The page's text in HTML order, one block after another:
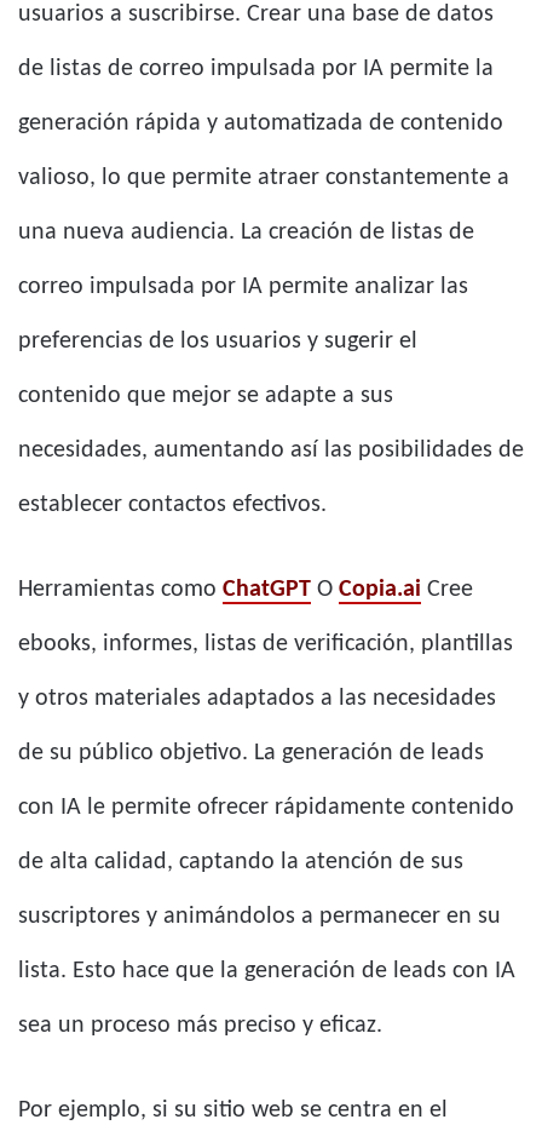
usuarios a suscribirse. Crear una base de datos
de listas de correo impulsada por IA permite la
generación rápida y automatizada de contenido
valioso, lo que permite atraer constantemente a
una nueva audiencia. La creación de listas de
correo impulsada por IA permite analizar las
preferencias de los usuarios y sugerir el
contenido que mejor se adapte a sus
necesidades, aumentando así las posibilidades de
establecer contactos efectivos.
Herramientas como ChatGPT O Copia.ai Cree
ebooks, informes, listas de verificación, plantillas
y otros materiales adaptados a las necesidades
de su público objetivo. La generación de leads
con IA le permite ofrecer rápidamente contenido
de alta calidad, captando la atención de sus
suscriptores y animándolos a permanecer en su
lista. Esto hace que la generación de leads con IA
sea un proceso más preciso y eficaz.
Por ejemplo, si su sitio web se centra en el